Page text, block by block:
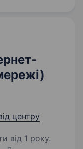
центру
від 1 року.